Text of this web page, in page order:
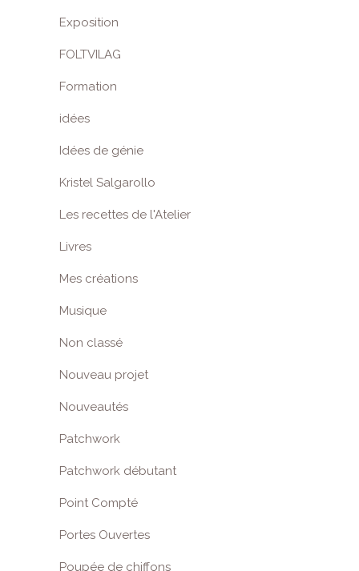
Exposition
FOLTVILAG
Formation
idées
Idées de génie
Kristel Salgarollo
Les recettes de l'Atelier
Livres
Mes créations
Musique
Non classé
Nouveau projet
Nouveautés
Patchwork
Patchwork débutant
Point Compté
Portes Ouvertes
Poupée de chiffons